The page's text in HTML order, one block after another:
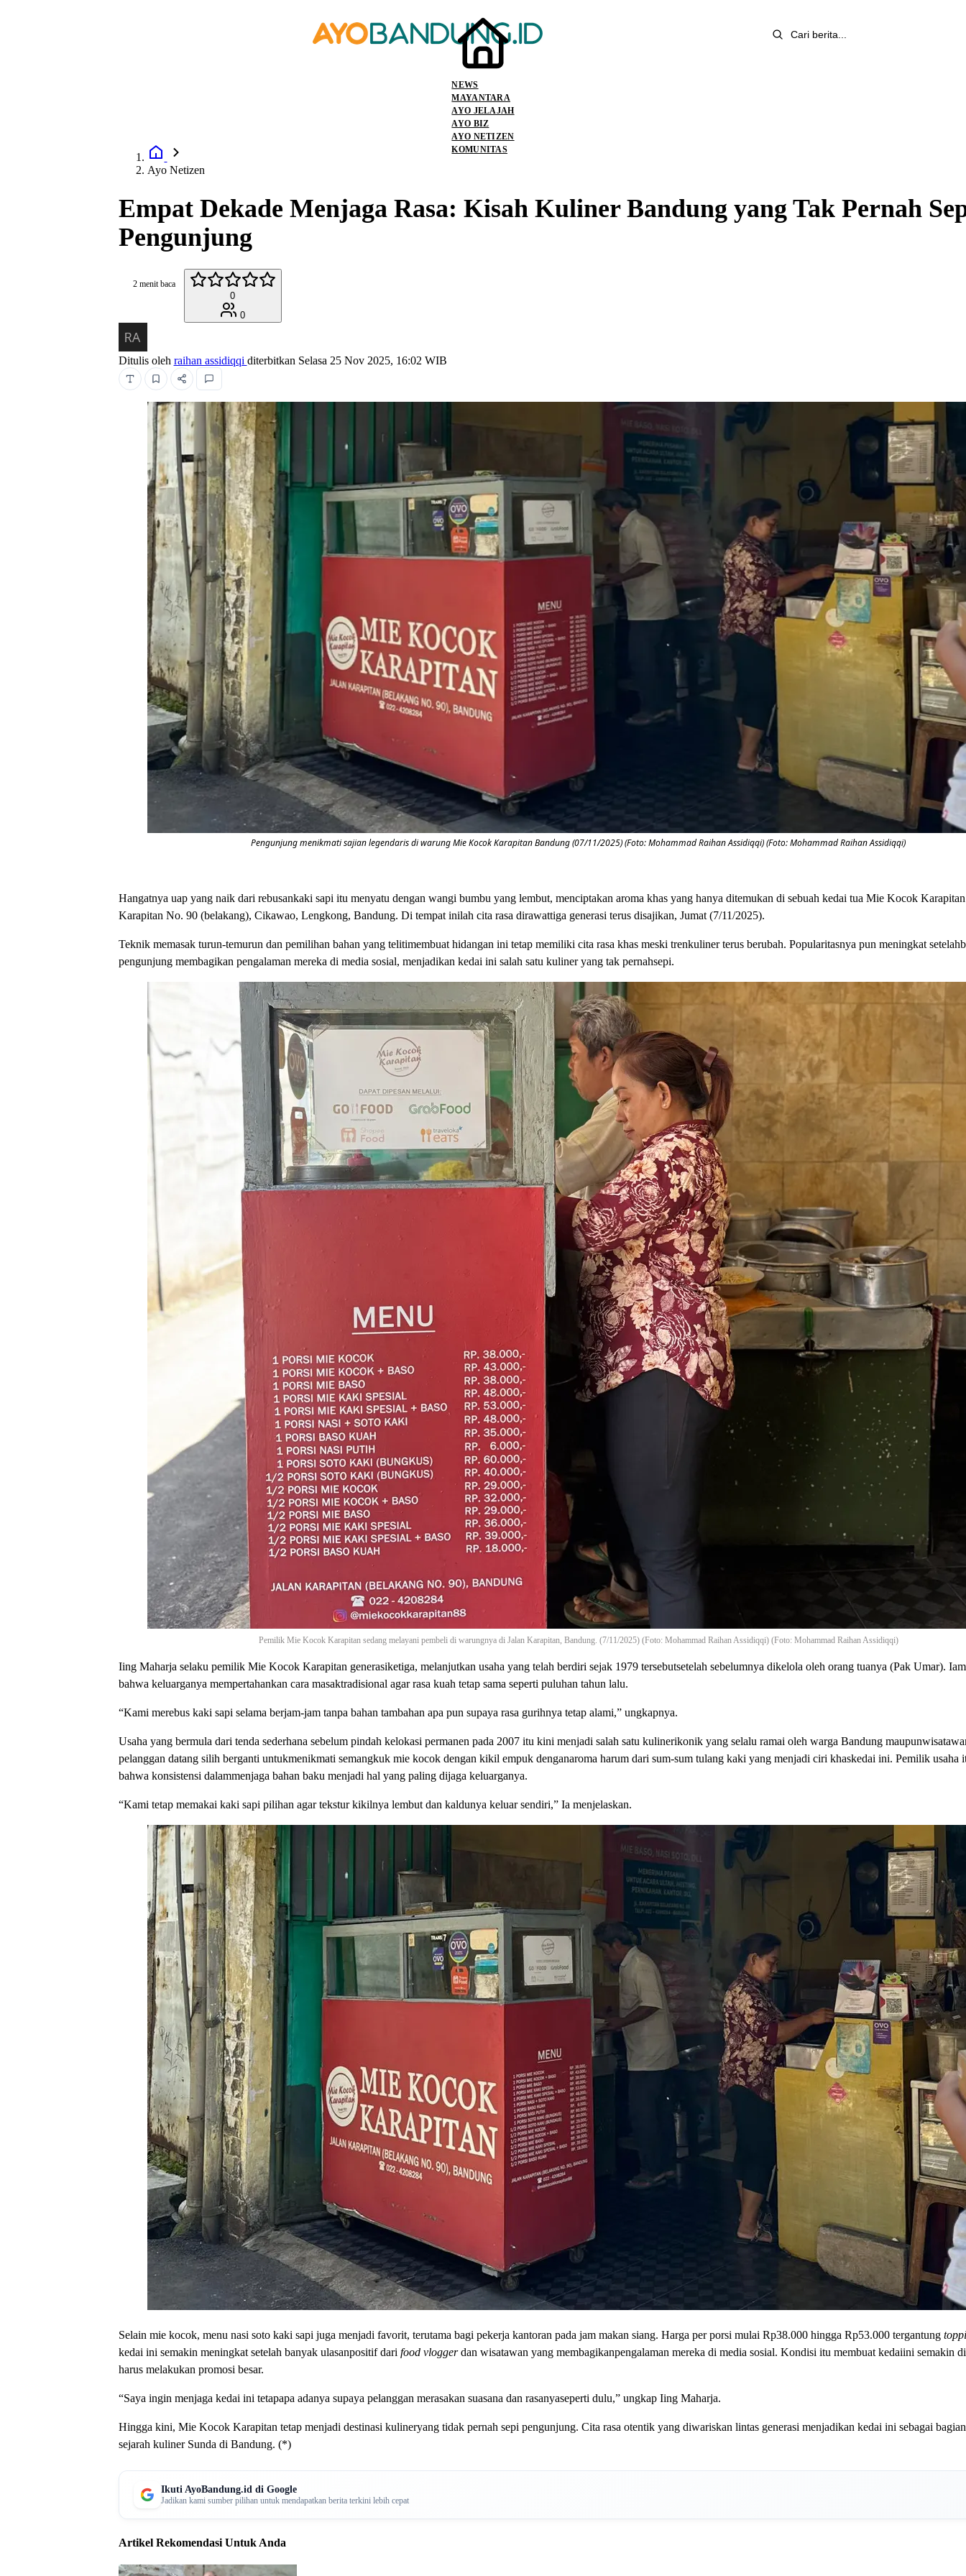
NEWS
MAYANTARA
AYO JELAJAH
AYO BIZ
AYO NETIZEN
KOMUNITAS
Ayo Netizen
Empat Dekade Menjaga Rasa: Kisah Kuliner Bandung yang Tak Pernah
Pengunjung
2 menit baca
0
0
Ditulis oleh raihan assidiqqi diterbitkan Selasa 25 Nov 2025, 16:02 WIB
Pengunjung menikmati sajian legendaris di warung Mie Kocok Karapitan Bandung (07/11/2025) (Foto: Mohammad Raihan Assidiqqi) (Foto: Mohammad Raihan Assidiqqi)
Hangatnya uap yang naik dari rebusankaki sapi itu menyatu dengan wangi bumbu yang lembut, menciptakan aroma khas yang hanya ditemukan di sebuah kedai tua Mie Kocok
Karapitan No. 90 (belakang), Cikawao, Lengkong, Bandung. Di tempat inilah cita rasa dirawattiga generasi terus disajikan, Jumat (7/11/2025).
Teknik memasak turun-temurun dan pemilihan bahan yang telitimembuat hidangan ini tetap memiliki cita rasa khas meski trenkuliner terus berubah. Popularitasnya pun meningkat
pengunjung membagikan pengalaman mereka di media sosial, menjadikan kedai ini salah satu kuliner yang tak pernahsepi.
Pemilik Mie Kocok Karapitan sedang melayani pembeli di warungnya di Jalan Karapitan, Bandung. (7/11/2025) (Foto: Mohammad Raihan Assidiqqi) (Foto: Mohammad Raihan Assidiqqi)
Iing Maharja selaku pemilik Mie Kocok Karapitan generasiketiga, melanjutkan usaha yang telah berdiri sejak 1979 tersebutsetelah sebelumnya dikelola oleh orang tuanya (Pak Umar).
bahwa keluarganya mempertahankan cara masaktradisional agar rasa kuah tetap sama seperti puluhan tahun lalu.
“Kami merebus kaki sapi selama berjam-jam tanpa bahan tambahan apa pun supaya rasa gurihnya tetap alami,” ungkapnya.
Usaha yang bermula dari tenda sederhana sebelum pindah kelokasi permanen pada 2007 itu kini menjadi salah satu kulinerikonik yang selalu ramai oleh warga Bandung
pelanggan datang silih berganti untukmenikmati semangkuk mie kocok dengan kikil empuk denganaroma harum dari sum-sum tulang kaki yang menjadi ciri khaskedai ini. Pemilik usaha
bahwa konsistensi dalammenjaga bahan baku menjadi hal yang paling dijaga keluarganya.
“Kami tetap memakai kaki sapi pilihan agar tekstur kikilnya lembut dan kaldunya keluar sendiri,” Ia menjelaskan.
Selain mie kocok, menu nasi soto kaki sapi juga menjadi favorit, terutama bagi pekerja kantoran pada jam makan siang. Harga per porsi mulai Rp38.000 hingga Rp53.000 tergantung
kedai ini semakin meningkat setelah banyak ulasanpositif dari food vloggerdan wisatawan yang membagikanpengalaman mereka di media sosial. Kondisi itu membuat kedaiini semakin
harus melakukan promosi besar.
“Saya ingin menjaga kedai ini tetapapa adanya supaya pelanggan merasakan suasana dan rasanyaseperti dulu,” ungkap Iing Maharja.
Hingga kini, Mie Kocok Karapitan tetap menjadi destinasi kulineryang tidak pernah sepi pengunjung. Cita rasa otentik yang diwariskan lintas generasi menjadikan kedai ini sebagai
sejarah kuliner Sunda di Bandung. (*)
Ikuti AyoBandung.id di Google
Jadikan kami sumber pilihan untuk mendapatkan berita terkini lebih cepat
Artikel Rekomendasi Untuk Anda